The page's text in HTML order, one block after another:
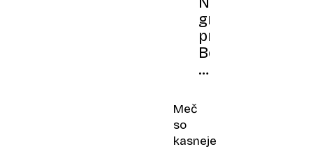
griču
pri
Beogradu
našli
Sumercev
Meč
so
kasneje